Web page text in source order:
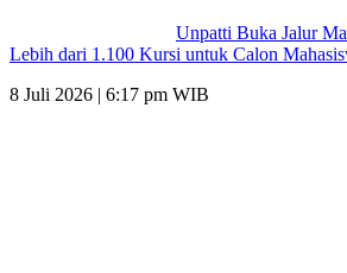
Unpatti Buka Jalur
Lebih dari 1.100 Kursi untuk Calon
8 Juli 2026 | 6:17 pm WIB